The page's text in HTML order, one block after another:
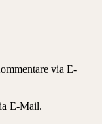
via E-
E-Mail.